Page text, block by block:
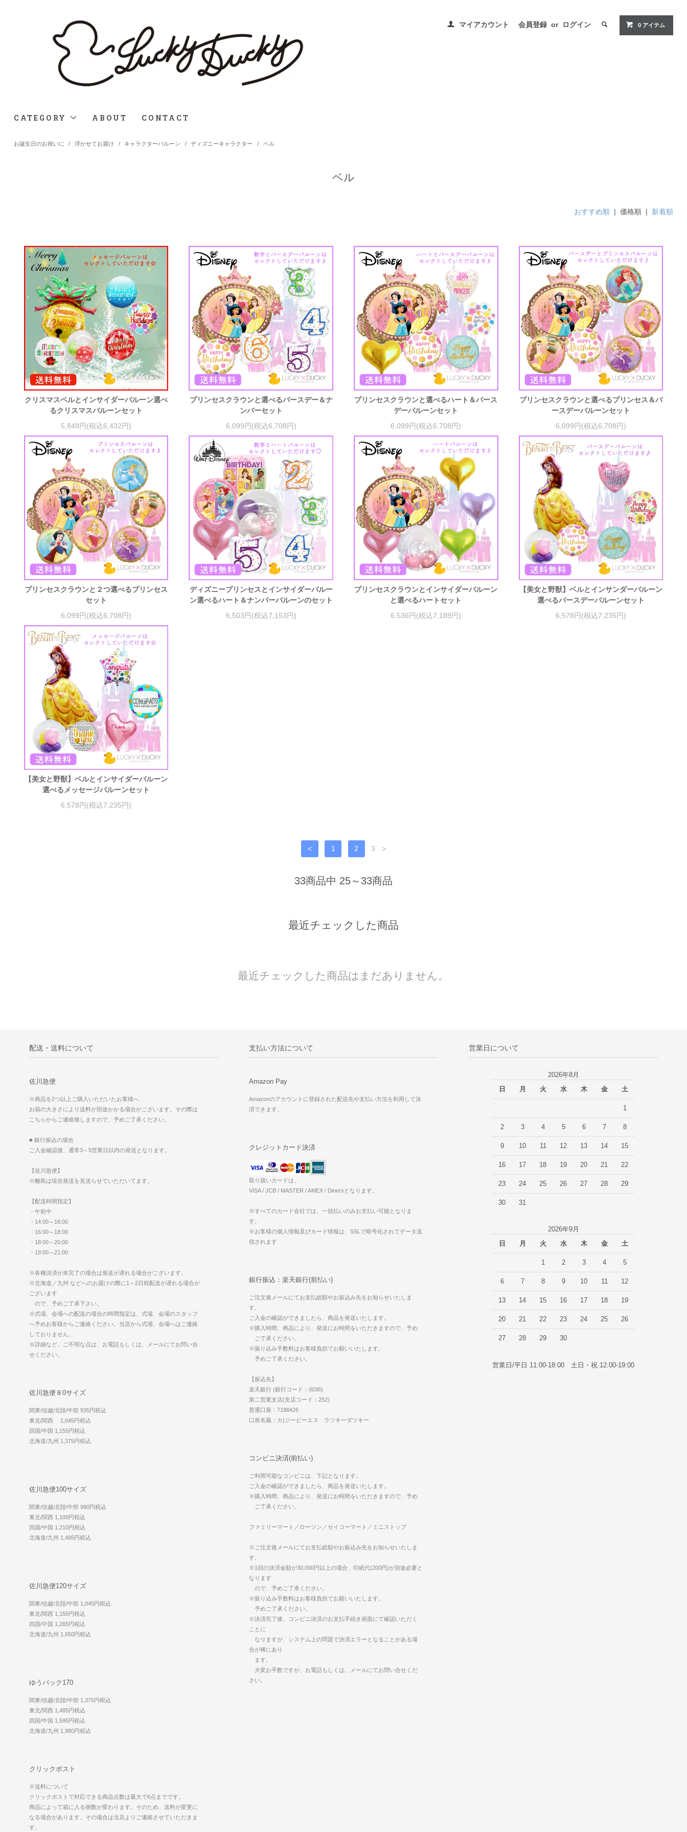
マイアカウント 会員登録 or ログイン 0 アイテム
CATEGORY ABOUT CONTACT
お誕生日のお祝いに / 浮かせてお届け / キャラクターバルーン / ディズニーキャラクター / ベル
ベル
おすすめ順 | 価格順 | 新着順
クリスマスベルとインサイダーバルーン選べ
るクリスマスバルーンセット
5,848円(税込6,432円)
プリンセスクラウンと選べるバースデー＆ナ
ンバーセット
6,099円(税込6,708円)
プリンセスクラウンと選べるハート＆バース
デーバルーンセット
6,099円(税込6,708円)
プリンセスクラウンと選べるプリンセス＆バ
ースデーバルーンセット
6,099円(税込6,708円)
プリンセスクラウンと２つ選べるプリンセス
セット
6,099円(税込6,708円)
ディズニープリンセスとインサイダーバルー
ン選べるハート＆ナンバーバルーンのセット
6,503円(税込7,153円)
プリンセスクラウンとインサイダーバルーン
と選べるハートセット
6,536円(税込7,189円)
【美女と野獣】ベルとインサンダーバルーン
選べるバースデーバルーンセット
6,578円(税込7,235円)
【美女と野獣】ベルとインサイダーバルーン
選べるメッセージバルーンセット
6,578円(税込7,235円)
< 1 2 3 >
33商品中 25～33商品
最近チェックした商品
最近チェックした商品はまだありません。
配送・送料について
佐川急便
※商品を2つ以上ご購入いただいたお客様へ
お箱の大きさにより送料が別途かかる場合がございます。その際は
こちらからご連絡致しますので、予めご了承ください。
■ 銀行振込の場合
ご入金確認後、通常3～5営業日以内の発送となります。
【佐川急便】
※離島は現在発送を見送らせていただいてます。
【配送時間指定】
・午前中
・14:00～16:00
・16:00～18:00
・18:00～20:00
・19:00～21:00
※各種決済が未完了の場合は発送が遅れる場合がございます。
※北海道／九州 などへのお届けの際に1～2日程配送が遅れる場合が
ございます
ので、予めご了承下さい。
※式場、会場への配送の場合の時間指定は、式場、会場のスタッフ
へ予めお客様からご連絡ください。当店から式場、会場へはご連絡
しておりません。
※詳細など、ご不明な点は、お電話もしくは、メールにてお問い合
せください。
佐川急便８0サイズ
関東/信越/北陸/中部 935円税込
東北/関西 1,045円税込
四国/中国 1,155円税込
北海道/九州 1,375円税込
佐川急便100サイズ
関東/信越/北陸/中部 990円税込
東北/関西 1,100円税込
四国/中国 1,210円税込
北海道/九州 1,485円税込
佐川急便120サイズ
関東/信越/北陸/中部 1,045円税込
東北/関西 1,155円税込
四国/中国 1,265円税込
北海道/九州 1,650円税込
ゆうパック170
関東/信越/北陸/中部 1,375円税込
東北/関西 1,485円税込
四国/中国 1,595円税込
北海道/九州 1,980円税込
クリックポスト
※送料について
クリックポストで対応できる商品点数は最大で6点までです。
商品によって箱に入る個数が変わります。そのため、送料が変更に
なる場合があります。その場合は当店よりご連絡させていただきま
す。
支払い方法について
Amazon Pay
Amazonのアカウントに登録された配送先や支払い方法を利用して決
済できます。
クレジットカード決済
取り扱いカードは、
VISA / JCB / MASTER / AMEX / Dinersとなります。
※すべてのカード会社では、一括払いのみお支払い可能となりま
す。
※お客様の個人情報及びカード情報は、SSLで暗号化されてデータ送
信されます
銀行振込：楽天銀行(前払い)
ご注文後メールにてお支払総額やお振込み先をお知らせいたしま
す。
ご入金の確認ができましたら、商品を発送いたします。
※購入時間、商品により、発送にお時間をいただきますので、予め
ご了承ください。
※振り込み手数料はお客様負担でお願いいたします。
予めご了承ください。
【振込先】
楽天銀行 (銀行コード：0036)
第二営業支店(支店コード：252)
普通口座：7188426
口座名義：カ)ジーピーエス ラツキーダツキー
コンビニ決済(前払い)
ご利用可能なコンビニは、下記となります。
ご入金の確認ができましたら、商品を発送いたします。
※購入時間、商品により、発送にお時間をいただきますので、予め
ご了承ください。
ファミリーマート／ローソン／セイコーマート／ミニストップ
※ご注文後メールにてお支払総額やお振込み先をお知らせいたしま
す。
※1回の決済金額が30,000円以上の場合、印紙代(200円)が別途必要と
なります
ので、予めご了承ください。
※振り込み手数料はお客様負担でお願いいたします。
予めご了承ください。
※決済完了後、コンビニ決済のお支払手続き画面にて確認いただく
ことに
なりますが、システム上の問題で決済エラーとなることがある場
合が稀にあり
ます。
大変お手数ですが、お電話もしくは、メールにてお問い合せくだ
さい。
営業日について
2026年8月
日
月 火 水 木 金 土
1
2 3 4 5 6 7 8
9 10 11 12 13 14 15
16 17 18 19 20 21 22
23 24 25 26 27 28 29
30 31
2026年9月
日
月 火 水 木 金 土
1 2 3 4 5
6 7 8 9 10 11 12
13 14 15 16 17 18 19
20 21 22 23 24 25 26
27 28 29 30
営業日/平日 11:00-18:00 土日・祝 12:00-19:00